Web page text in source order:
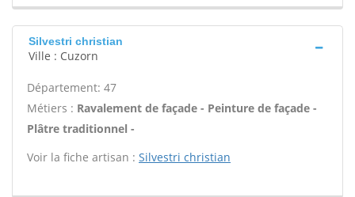
Silvestri christian
Ville : Cuzorn
Département: 47
Métiers : Ravalement de façade - Peinture de façade -
Plâtre traditionnel -
Voir la fiche artisan : Silvestri christian